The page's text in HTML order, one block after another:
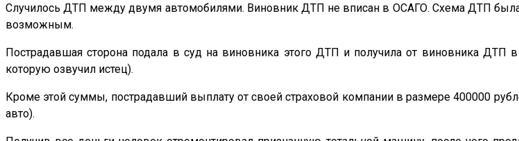
Случилось ДТП между двумя автомобилями. Виновник ДТП не вписан в ОСАГО. Схема ДТП была
возможным.
Пострадавшая сторона подала в суд на виновника этого ДТП и получила от виновника
которую озвучил истец).
Кроме этой суммы, пострадавший выплату от своей страховой компании в размере 400000
авто).